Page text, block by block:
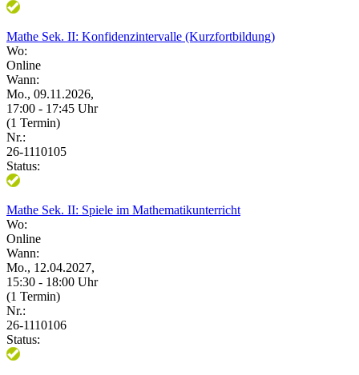
Mathe Sek. II: Konfidenzintervalle (Kurzfortbildung)
Wo:
Online
Wann:
Mo., 09.11.2026,
17:00 - 17:45 Uhr
(1 Termin)
Nr.:
26-1110105
Status:
Mathe Sek. II: Spiele im Mathematikunterricht
Wo:
Online
Wann:
Mo., 12.04.2027,
15:30 - 18:00 Uhr
(1 Termin)
Nr.:
26-1110106
Status: